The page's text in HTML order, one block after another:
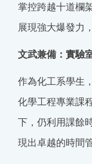
掌控跨越十道欄
展現強大爆發力
文武兼備：實驗
作為化工系學生
化學工程專業課
下，仍利用課餘
現出卓越的時間